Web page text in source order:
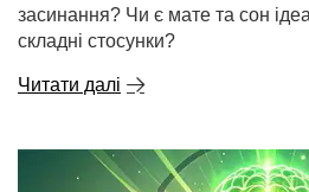
засинання? Чи є мате та сон
складні стосунки?
Читати далі